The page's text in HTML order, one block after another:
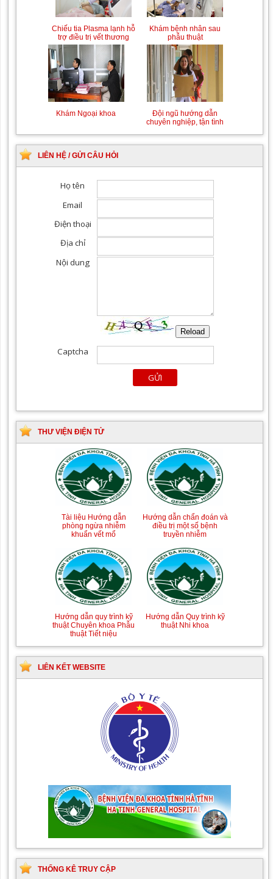
Chiếu tia Plasma lạnh hỗ
trợ điều trị vết thương
Khám bệnh nhân sau
phẫu thuật
Khám Ngoại khoa
Đội ngũ hướng dẫn
chuyên nghiệp, tận tình
LIÊN HỆ / GỬI CÂU HỎI
THƯ VIỆN ĐIỆN TỬ
Tài liệu Hướng dẫn
phòng ngừa nhiễm
khuẩn vết mổ
Hướng dẫn chẩn đoán và
điều trị một số bệnh
truyền nhiễm
Hướng dẫn quy trình kỹ
thuật Chuyên khoa Phẫu
thuật Tiết niệu
Hướng dẫn Quy trình kỹ
thuật Nhi khoa
LIÊN KẾT WEBSITE
THỐNG KÊ TRUY CẬP